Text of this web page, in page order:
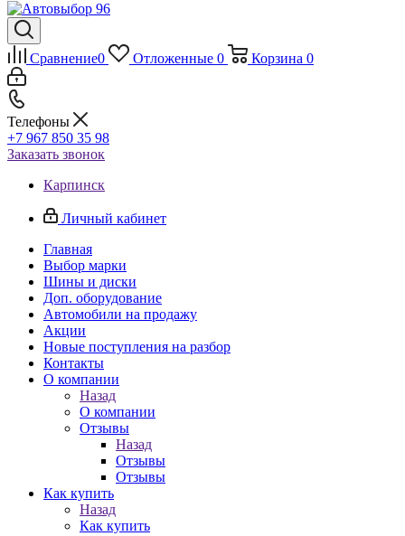
Сравнение0 Отложенные 0 Корзина 0
Телефоны
+7 967 850 35 98
Заказать звонок
Карпинск
Личный кабинет
Главная
Выбор марки
Шины и диски
Доп. оборудование
Автомобили на продажу
Акции
Новые поступления на разбор
Контакты
О компании
Назад
О компании
Отзывы
Назад
Отзывы
Отзывы
Как купить
Назад
Как купить